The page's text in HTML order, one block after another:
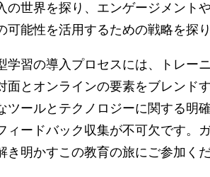
の世界を探り、エンゲージメント
可能性を活用するための戦略を探
学習の導入プロセスには、トレー
面とオンラインの要素をブレンド
ツールとテクノロジーに関する明
ィードバック収集が不可欠です。
き明かすこの教育の旅にご参加くだ